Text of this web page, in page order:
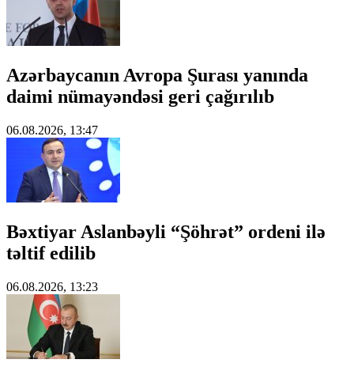
Azərbaycanın Avropa Şurası yanında
daimi nümayəndəsi geri çağırılıb
06.08.2026, 13:47
Bəxtiyar Aslanbəyli “Şöhrət” ordeni ilə
təltif edilib
06.08.2026, 13:23